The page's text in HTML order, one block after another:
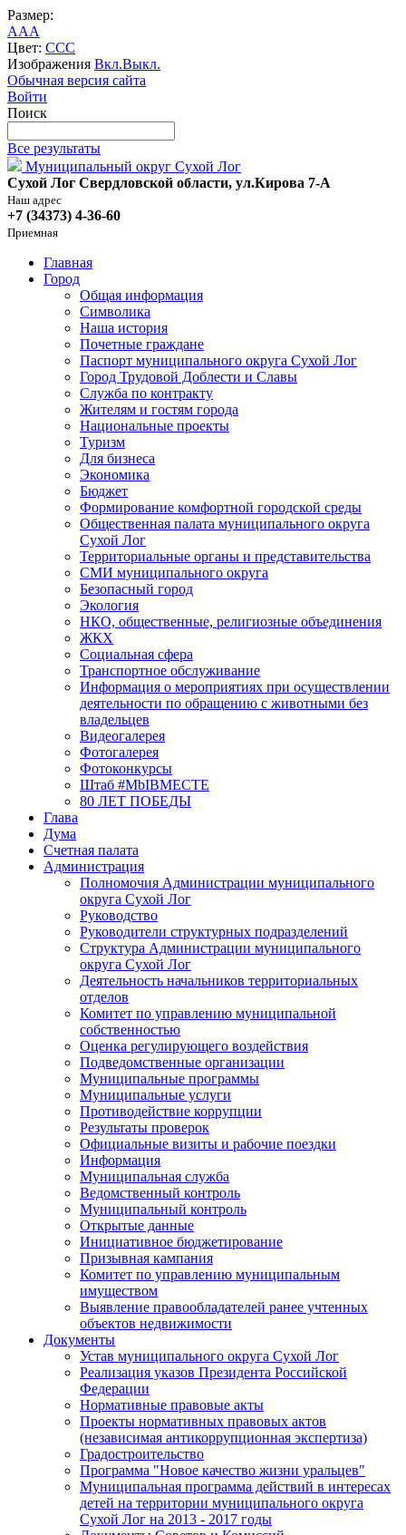
Размер:
AAA
Цвет: CCC
Изображения Вкл.Выкл.
Обычная версия сайта
Войти
Поиск
Все результаты
Муниципальный округ Сухой Лог
Сухой Лог Свердловской области, ул.Кирова 7-А
Наш адрес
+7 (34373) 4-36-60
Приемная
Главная
Город
Общая информация
Символика
Наша история
Почетные граждане
Паспорт муниципального округа Сухой Лог
Город Трудовой Доблести и Славы
Служба по контракту
Жителям и гостям города
Национальные проекты
Туризм
Для бизнеса
Экономика
Бюджет
Формирование комфортной городской среды
Общественная палата муниципального округа
Сухой Лог
Территориальные органы и представительства
СМИ муниципального округа
Безопасный город
Экология
НКО, общественные, религиозные объединения
ЖКХ
Социальная сфера
Транспортное обслуживание
Информация о мероприятиях при осуществлении
деятельности по обращению с животными без
владельцев
Видеогалерея
Фотогалерея
Фотоконкурсы
Штаб #MbIBMECTE
80 ЛЕТ ПОБЕДЫ
Глава
Дума
Счетная палата
Администрация
Полномочия Администрации муниципального
округа Сухой Лог
Руководство
Руководители структурных подразделений
Структура Администрации муниципального
округа Сухой Лог
Деятельность начальников территориальных
отделов
Комитет по управлению муниципальной
собственностью
Оценка регулирующего воздействия
Подведомственные организации
Муниципальные программы
Муниципальные услуги
Противодействие коррупции
Результаты проверок
Официальные визиты и рабочие поездки
Информация
Муниципальная служба
Ведомственный контроль
Муниципальный контроль
Открытые данные
Инициативное бюджетирование
Призывная кампания
Комитет по управлению муниципальным
имуществом
Выявление правообладателей ранее учтенных
объектов недвижимости
Документы
Устав муниципального округа Сухой Лог
Реализация указов Президента Российской
Федерации
Нормативные правовые акты
Проекты нормативных правовых актов
(независимая антикоррупционная экспертиза)
Градостроительство
Программа "Новое качество жизни уральцев"
Муниципальная программа действий в интересах
детей на территории муниципального округа
Сухой Лог на 2013 - 2017 годы